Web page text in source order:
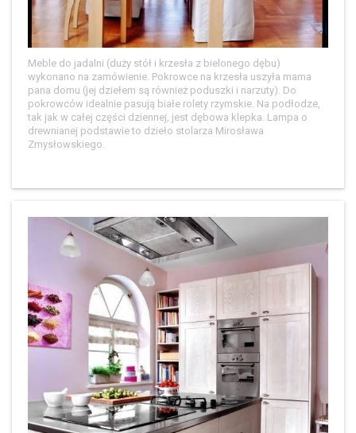
Meble do jadalni (duży stół i krzesła z bielonego dębu)
wykonano na zamówienie. Pokrowce na krzesła uszyła mama
pana domu (jej dziełem są również poduszki i narzuty). Do
pokrowców idealnie pasują białe rolety rzymskie. Na podłodze,
tak jak w całej części dziennej, jest dębowa klepka. Lampa o
drewnianej podstawie to dzieło stolarza Mirosława
Zmysłowskiego.